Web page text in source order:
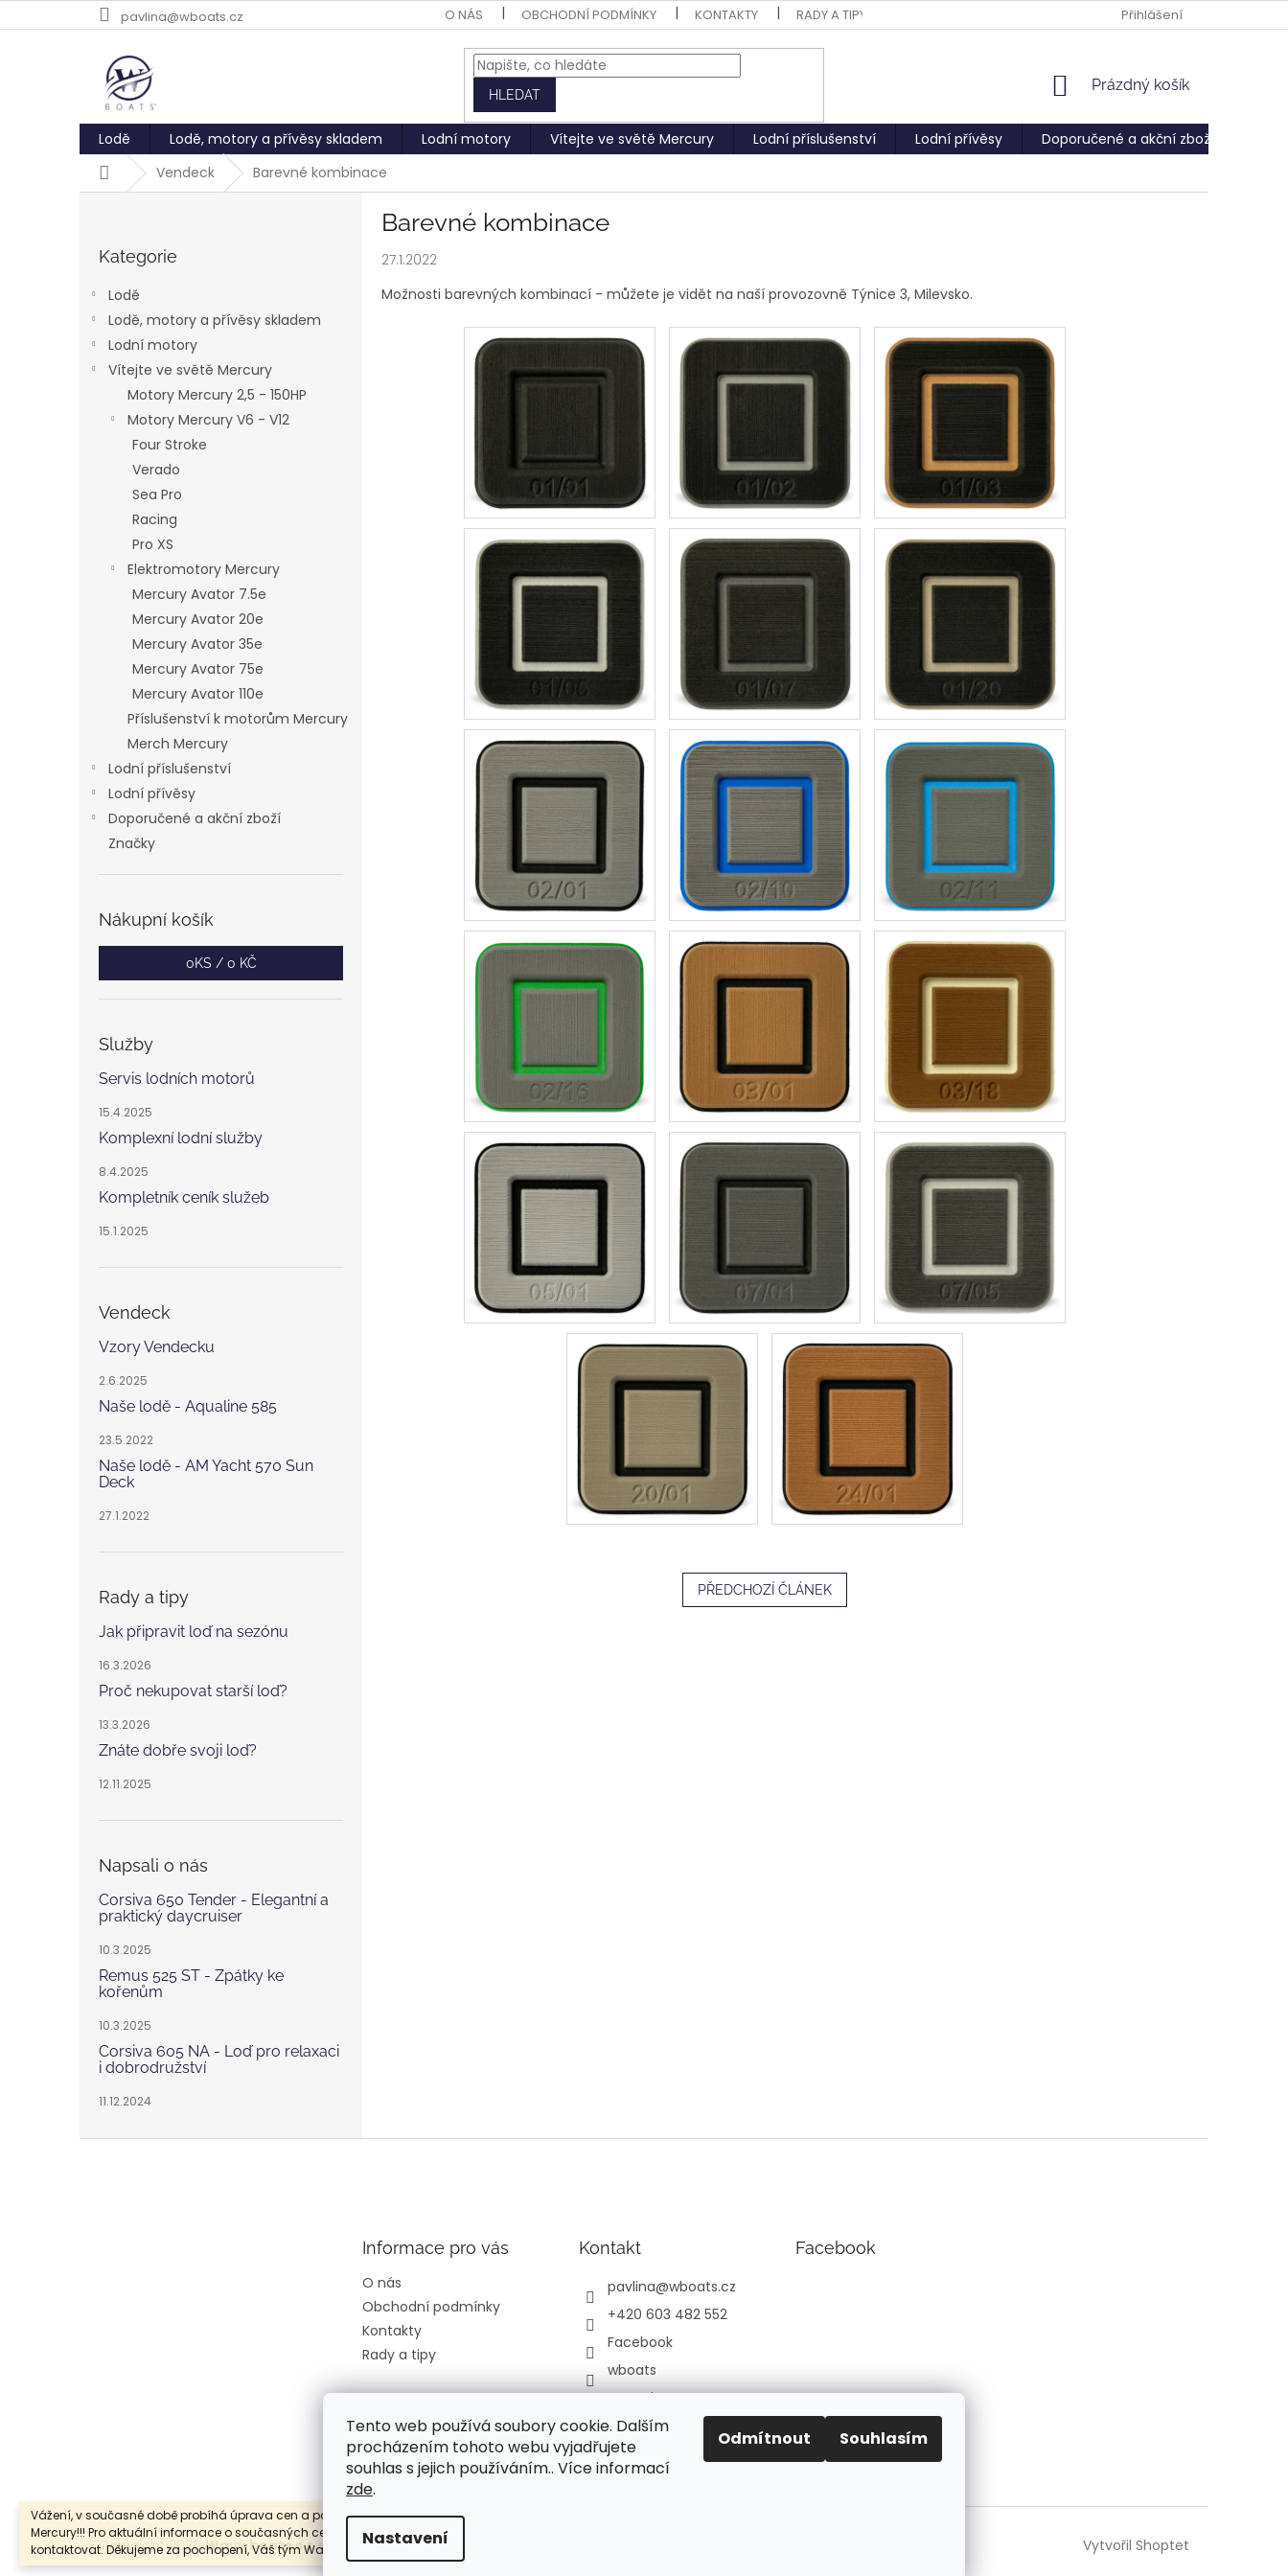
Tento web používá soubory cookie. Dalším
procházením tohoto webu vyjadřujete
souhlas s jejich používáním.. Více informací
zde.
Nastavení
Odmítnout Souhlasím
na
Vážení, v současné době probíhá úprava cen a popisů lodních motorů
Mercury!!! Pro aktuální informace o současných cenách, nás neváhejte
kontaktovat. Děkujeme za pochopení, Váš tým Wavy Boats s.r.o.
pavlina@wboats.cz O NÁS OBCHODNÍ PODMÍNKY KONTAKTY RADY A TIPY Přihlášení
HLEDAT
NÁKUPNÍ
Prázdný košík
Lodě Lodě, motory a přívěsy skladem Lodní motory Vítejte ve světě Mercury Lodní příslušenství Lodní přívěsy Doporučené a akční zboží
DomůVendeck Barevné kombinace
kategorie
Kategorie
Lodě
Lodě, motory a přívěsy skladem
Lodní motory
Vítejte ve světě Mercury
Motory Mercury 2,5 - 150HP
Motory Mercury V6 - V12
Four Stroke
Verado
Sea Pro
Racing
Pro XS
Elektromotory Mercury
Mercury Avator 7.5e
Mercury Avator 20e
Mercury Avator 35e
Mercury Avator 75e
Mercury Avator 110e
Příslušenství k motorům Mercury
Merch Mercury
Lodní příslušenství
Lodní přívěsy
Doporučené a akční zboží
Značky
Nákupní košík
0KS / 0 KČ
Služby
Servis lodních motorů
15.4.2025
Komplexní lodní služby
8.4.2025
Kompletník ceník služeb
15.1.2025
Vendeck
Vzory Vendecku
2.6.2025
Naše lodě - Aqualine 585
23.5.2022
Naše lodě - AM Yacht 570 Sun
Deck
27.1.2022
Rady a tipy
Jak připravit loď na sezónu
16.3.2026
Proč nekupovat starší loď?
13.3.2026
Znáte dobře svoji loď?
12.11.2025
Napsali o nás
Corsiva 650 Tender - Elegantní a
praktický daycruiser
10.3.2025
Remus 525 ST - Zpátky ke
kořenům
10.3.2025
Corsiva 605 NA - Loď pro relaxaci
i dobrodružství
11.12.2024
Barevné kombinace
27.1.2022
Možnosti barevných kombinací - můžete je vidět na naší provozovně Týnice 3, Milevsko.
PŘEDCHOZÍ ČLÁNEK
Informace pro vás
O nás
Obchodní podmínky
Kontakty
Rady a tipy
Kontakt
pavlina@wboats.cz
+420 603 482 552
Facebook
wboats
YouTube
Facebook
Vytvořil Shoptet
Copyright 2026Wavy boats s.r.o. . Všechna práva vyhrazena.